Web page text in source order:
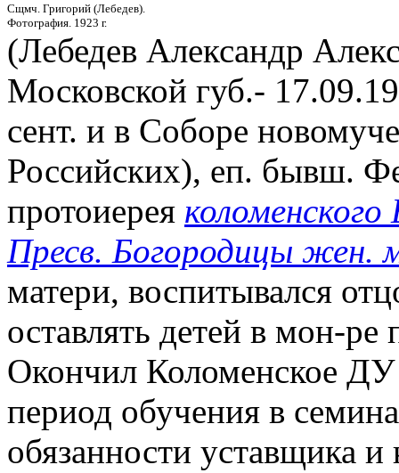
Сщмч. Григорий (Лебедев).
Фотография. 1923 г.
(Лебедев Александр
Московской губ.-
сент. и в Соборе
Российских), еп. бывш.
протоиерея коломенского
Пресв. Богородицы жен.
матери, воспитывался
оставлять детей в мон-
Окончил Коломенское
период обучения в
обязанности уставщика